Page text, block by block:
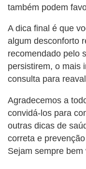
também podem
A dica final é que
algum desconforto
recomendado pelo
persistirem, o mais
consulta para
Agradecemos a
convidá-los para
outras dicas de
correta e
Sejam sempre bem